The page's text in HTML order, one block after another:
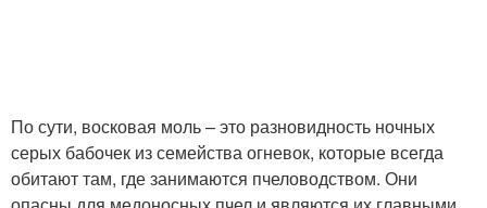
По сути, восковая моль – это разновидность ночных
серых бабочек из семейства огневок, которые всегда
обитают там, где занимаются пчеловодством. Они